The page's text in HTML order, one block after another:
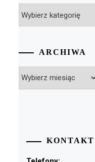
ARCHIWA
KONTAKT